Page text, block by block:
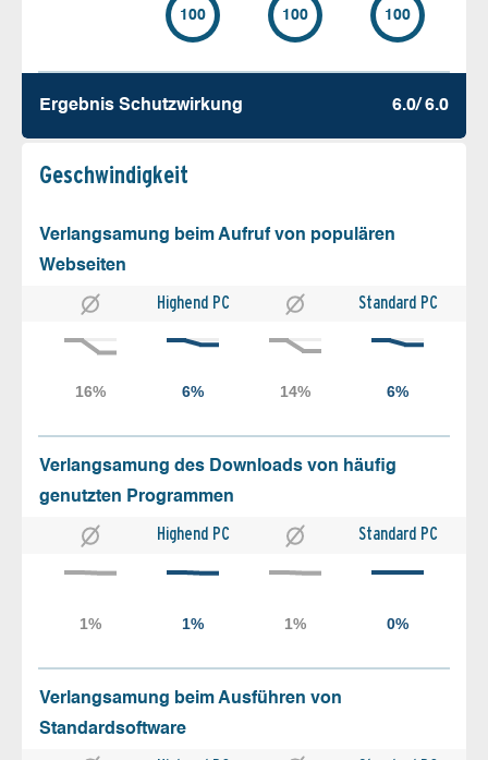
100 100 100
Ergebnis Schutz­wirkung 6.0/ 6.0
Geschw­indigkeit
Verlangsamung beim Aufruf von populären
Webseiten
Highend PC Standard PC
Verlangsamung des Downloads von häufig
genutzten Programmen
Highend PC Standard PC
Verlangsamung beim Ausführen von
Standardsoftware